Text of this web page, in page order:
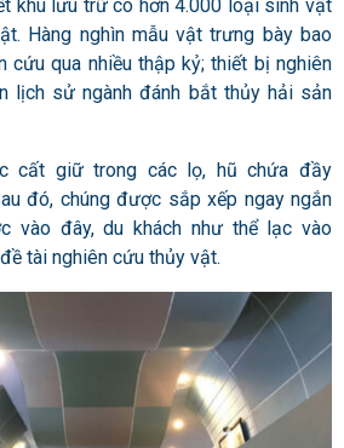
khu lưu trữ có hơn 4.000 loại sinh vật
Hàng nghìn mẫu vật trưng bày bao
cứu qua nhiều thập kỷ; thiết bị nghiên
lịch sử ngành đánh bắt thủy hải sản
cất giữ trong các lọ, hũ chứa đầy
đó, chúng được sắp xếp ngay ngắn
vào đây, du khách như thể lạc vào
tài nghiên cứu thủy vật.